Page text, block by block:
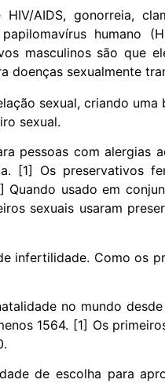
AIDS, gonorreia,
humano
masculinos são que
sexualmente
sexual, criando uma
sexual.
pessoas com alergias
[1] Os preservativos
usado em
sexuais usaram
infertilidade. Como os
no mundo
1564. [1] Os
de escolha para